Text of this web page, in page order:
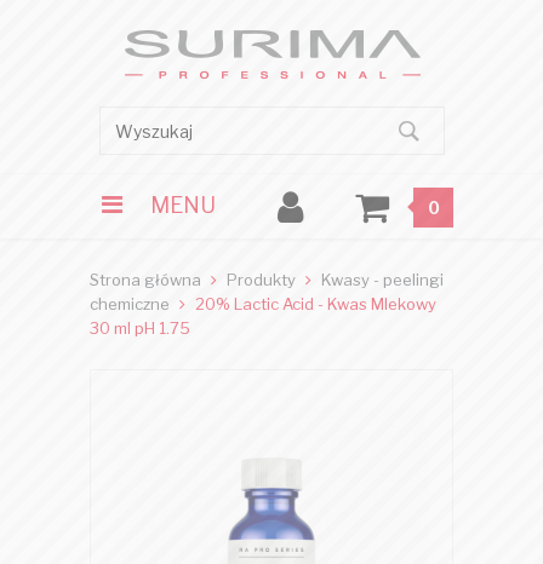
MENU 0
Strona główna Produkty
Kwasy - peelingi
chemiczne
20% Lactic Acid - Kwas Mlekowy
30 ml pH 1.75